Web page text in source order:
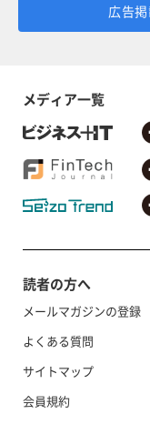
広告
メディア一覧
読者の方へ
メールマガジンの登録
よくある質問
サイトマップ
会員規約